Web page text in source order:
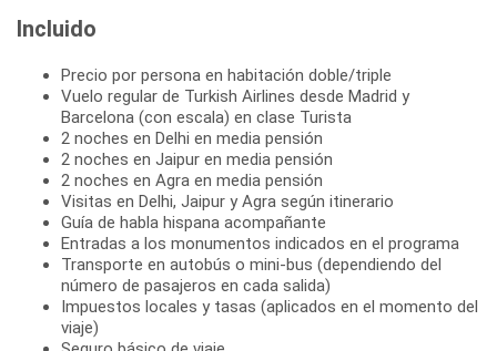
Incluido
Precio por persona en habitación doble/triple
Vuelo regular de Turkish Airlines desde Madrid y
Barcelona (con escala) en clase Turista
2 noches en Delhi en media pensión
2 noches en Jaipur en media pensión
2 noches en Agra en media pensión
Visitas en Delhi, Jaipur y Agra según itinerario
Guía de habla hispana acompañante
Entradas a los monumentos indicados en el programa
Transporte en autobús o mini-bus (dependiendo del
número de pasajeros en cada salida)
Impuestos locales y tasas (aplicados en el momento del
viaje)